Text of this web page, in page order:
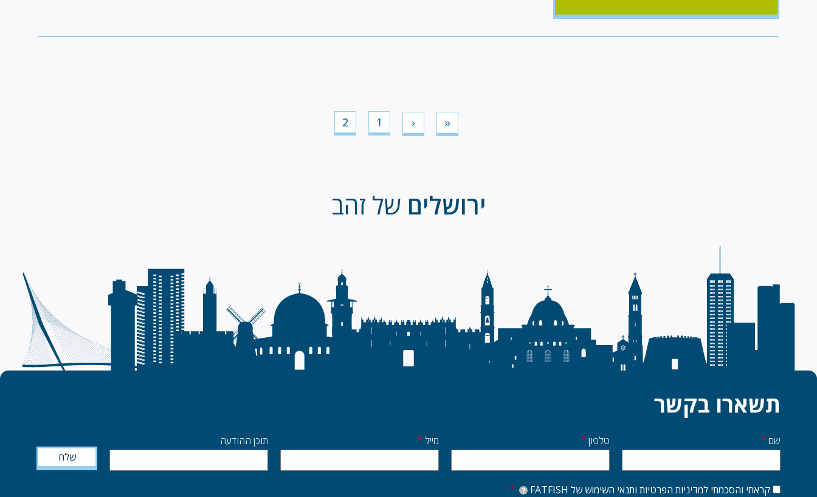
דף
ראשון
«
הדף
הקודם
‹ דף1 דף
נוכחי
2
ירושלים של זהב
תשארו בקשר
Start
side
שם טלפון מייל תוכן ההודעה
קראתי והסכמתי למדיניות הפרטיות ותנאי השימוש של FATFISH ?